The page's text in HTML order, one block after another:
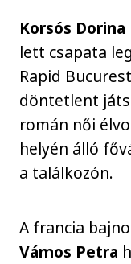
Korsós Dorina
lett csapata
Rapid
döntetlent
román női
helyén álló
a találkozón.
A francia
Vámos Petra